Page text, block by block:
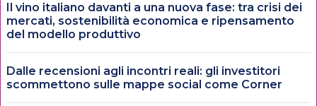
Il vino italiano davanti a una nuova fase: tra crisi dei
mercati, sostenibilità economica e ripensamento
del modello produttivo
Dalle recensioni agli incontri reali: gli investitori
scommettono sulle mappe social come Corner